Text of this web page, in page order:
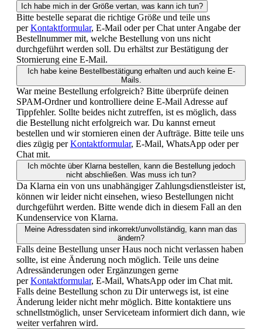
Ich habe mich in der Größe vertan, was kann ich tun?
Bitte bestelle separat die richtige Größe und teile uns
perKontaktformular, E-Mail oder per Chat unter Angabe der
Bestellnummer mit, welche Bestellung von uns nicht
durchgeführt werden soll. Du erhältst zur Bestätigung der
Stornierung eine E-Mail.
Ich habe keine Bestellbestätigung erhalten und auch keine E-
Mails.
War meine Bestellung erfolgreich? Bitte überprüfe deinen
SPAM-Ordner und kontrolliere deine E-Mail Adresse auf
Tippfehler. Sollte beides nicht zutreffen, ist es möglich, dass
die Bestellung nicht erfolgreich war. Du kannst erneut
bestellen und wir stornieren einen der Aufträge. Bitte teile uns
dies zügig perKontaktformular, E-Mail, WhatsApp oder per
Chat mit.
Ich möchte über Klarna bestellen, kann die Bestellung jedoch
nicht abschließen. Was muss ich tun?
Da Klarna ein von uns unabhängiger Zahlungsdienstleister ist,
können wir leider nicht einsehen, wieso Bestellungen nicht
durchgeführt werden. Bitte wende dich in diesem Fall an den
Kundenservice von Klarna.
Meine Adressdaten sind inkorrekt/unvollständig, kann man das
ändern?
Falls deine Bestellung unser Haus noch nicht verlassen haben
sollte, ist eine Änderung noch möglich. Teile uns deine
Adressänderungen oder Ergänzungen gerne
perKontaktformular, E-Mail, WhatsApp oder im Chat mit.
Falls deine Bestellung schon zu Dir unterwegs ist, ist eine
Änderung leider nicht mehr möglich. Bitte kontaktiere uns
schnellstmöglich, unser Serviceteam informiert dich dann, wie
weiter verfahren wird.